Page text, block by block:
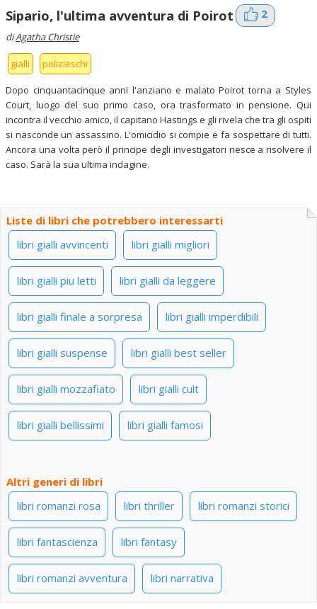
Sipario, l'ultima avventura di Poirot 2
diAgatha Christie
gialli polizieschi
Dopo cinquantacinque anni l'anziano e malato Poirot torna a Styles
Court, luogo del suo primo caso, ora trasformato in pensione. Qui
incontra il vecchio amico, il capitano Hastings e gli rivela che tra gli ospiti
si nasconde un assassino. L'omicidio si compie e fa sospettare di tutti.
Ancora una volta però il principe degli investigatori riesce a risolvere il
caso. Sarà la sua ultima indagine.
Liste di libri che potrebbero interessarti
libri gialli avvincenti
libri gialli migliori
libri gialli piu letti libri gialli da leggere
libri gialli finale a sorpresa libri gialli imperdibili
libri gialli suspense libri gialli best seller
libri gialli mozzafiato libri gialli cult
libri gialli bellissimi libri gialli famosi
Altri generi di libri
libri romanzi rosa
libri thriller libri romanzi storici
libri fantascienza libri fantasy
libri romanzi avventura libri narrativa